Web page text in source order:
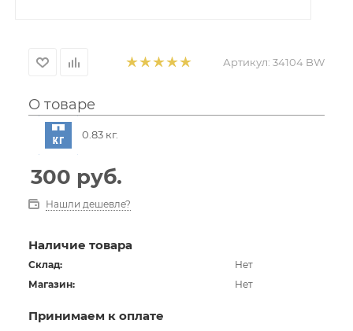
Артикул: 34104 BW
О товаре
0.83 кг.
300 руб.
Нашли дешевле?
Наличие товара
Склад:
Нет
Магазин:
Нет
Принимаем к оплате